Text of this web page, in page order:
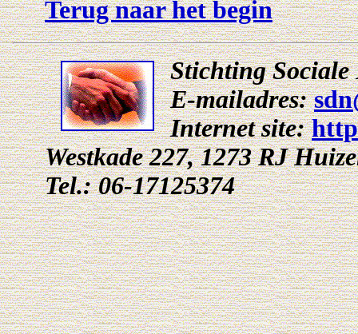
Terug naar het begin
Stichting Sociale
E-mailadres:
Internet site:
Westkade 227, 1273 RJ
Tel.: 06-17125374